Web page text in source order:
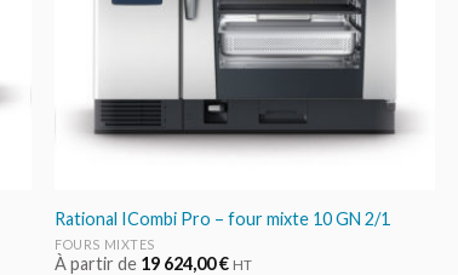
Rational ICombi Pro – four mixte 10 GN 2/1
FOURS MIXTES
À partir de 19 624,00€ HT